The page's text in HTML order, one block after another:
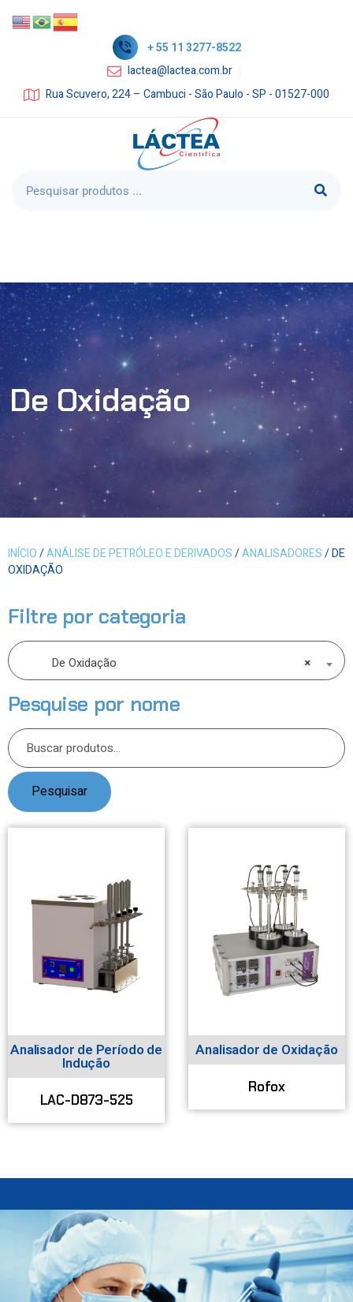
+ 55 11 3277-8522
lactea@lactea.com.br
Rua Scuvero, 224 – Cambuci - São Paulo - SP - 01527-000
De Oxidação
INÍCIO/ANÁLISE DE PETRÓLEO E DERIVADOS/ANALISADORES/ DE
OXIDAÇÃO
Filtre por categoria
×
De Oxidação
Pesquise por nome
Pesquisar
Analisador de Período de
Indução
LAC-D873-525
Analisador de Oxidação
Rofox